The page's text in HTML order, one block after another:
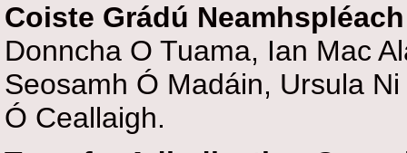
Coiste Grádú
Donncha O Tuama, Ian Mac
Seosamh Ó Madáin, Ursula
Ó Ceallaigh.